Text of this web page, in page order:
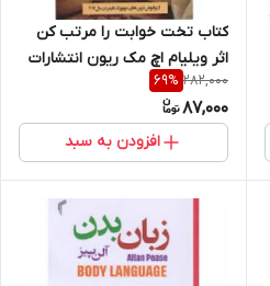
کتاب تخت خوابت را مرتب کن
اثر ویلیام اچ مک ریون انتشارات
تیموری
282,000
69%
87,000
افزودن به سبد